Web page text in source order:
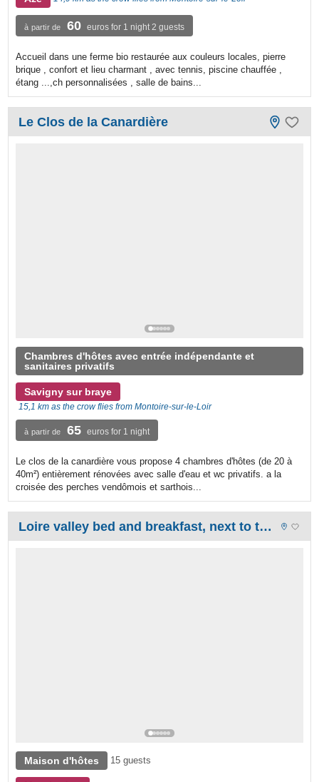
à partir de 60 euros for 1 night 2 guests
Accueil dans une ferme bio restaurée aux couleurs locales, pierre
brique , confort et lieu charmant , avec tennis, piscine chauffée ,
étang ...,ch personnalisées , salle de bains...
Le Clos de la Canardière
Chambres d'hôtes avec entrée indépendante et
sanitaires privatifs
Savigny sur braye
15,1 km as the crow flies from Montoire-sur-le-Loir
à partir de 65 euros for 1 night
Le clos de la canardière vous propose 4 chambres d'hôtes (de 20 à
40m²) entièrement rénovées avec salle d'eau et wc privatifs. a la
croisée des perches vendômois et sarthois...
Loire valley bed and breakfast, next to the castles : La Marechalerie
Maison d'hôtes 15 guests